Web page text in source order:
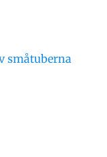
småtuberna